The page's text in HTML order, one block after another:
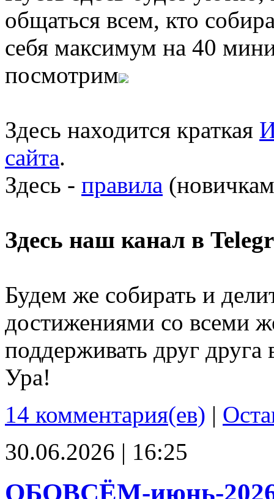
общаться всем, кто
себя максимум на 40
посмотрим
Здесь находится краткая
сайта.
Здесь - правила
Здесь наш канал в
Будем же собирать и
достижениями со всеми
поддерживать друг
Ура!
14 комментария(ев) |
30.06.2026 | 16:25
ОБОВСЁМ-июнь-